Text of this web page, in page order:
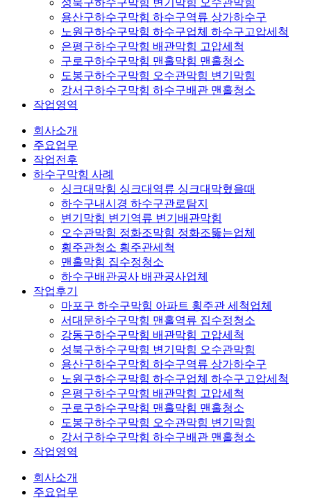
성북구하수구막힘 변기막힘 오수관막힘
용산구하수구막힘 하수구역류 상가하수구
노원구하수구막힘 하수구업체 하수구고압세척
은평구하수구막힘 배관막힘 고압세척
구로구하수구막힘 맨홀막힘 맨홀청소
도봉구하수구막힘 오수관막힘 변기막힘
강서구하수구막힘 하수구배관 맨홀청소
작업영역
회사소개
주요업무
작업전후
하수구막힘 사례
싱크대막힘 싱크대역류 싱크대막혔을때
하수구내시경 하수구관로탐지
변기막힘 변기역류 변기배관막힘
오수관막힘 정화조막힘 정화조뚫는업체
횡주관청소 횡주관세척
맨홀막힘 집수정청소
하수구배관공사 배관공사업체
작업후기
마포구 하수구막힘 아파트 횡주관 세척업체
서대문하수구막힘 맨홀역류 집수정청소
강동구하수구막힘 배관막힘 고압세척
성북구하수구막힘 변기막힘 오수관막힘
용산구하수구막힘 하수구역류 상가하수구
노원구하수구막힘 하수구업체 하수구고압세척
은평구하수구막힘 배관막힘 고압세척
구로구하수구막힘 맨홀막힘 맨홀청소
도봉구하수구막힘 오수관막힘 변기막힘
강서구하수구막힘 하수구배관 맨홀청소
작업영역
회사소개
주요업무